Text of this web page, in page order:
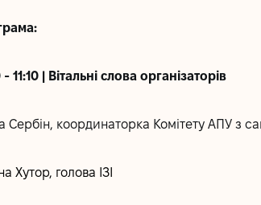
- 11:10 | Вітальні слова організаторів
Сербін, координаторка Комітету АПУ з
Хутор, голова ІЗІ